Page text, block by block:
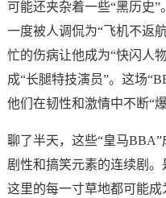
可能还夹杂着一些“黑历史
一度被人调侃为“飞机不返
忙的伤病让他成为“快闪人
成“长腿特技演员”。这场
他们在韧性和激情中不断“
聊了半天，这些“皇马
剧性和搞笑元素的连续剧。
这里的每一寸草地都可能